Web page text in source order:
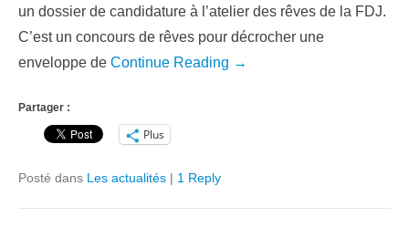
un dossier de candidature à l’atelier des rêves de la FDJ.
C’est un concours de rêves pour décrocher une
enveloppe de Continue Reading →
Partager :
Plus
Posté dans Les actualités | 1 Reply